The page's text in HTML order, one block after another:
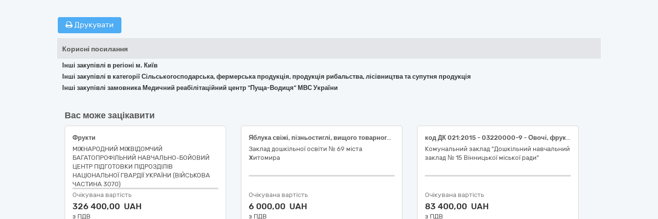
Друкувати
Корисні посилання
Інші закупівлі в регіоні м. Київ
Інші закупівлі в категорії Сільськогосподарська, фермерська продукція, продукція рибальства, лісівництва та супутня продукція
Інші закупівлі замовника Медичний реабілітаційний центр "Пуща-Водиця" МВС України
Вас може зацікавити
Фрукти
МІЖНАРОДНИЙ МІЖВІДОМЧИЙ
БАГАТОПРОФІЛЬНИЙ НАВЧАЛЬНО-БОЙОВИЙ
ЦЕНТР ПІДГОТОВКИ ПІДРОЗДІЛІВ
НАЦІОНАЛЬНОЇ ГВАРДІЇ УКРАЇНИ (ВІЙСЬКОВА
ЧАСТИНА 3070)
Очікувана вартість
326 400,00 UAH
з ПДВ
Яблука свіжі, пізньостиглі, вищого товарного сорту, зелені види плодів, ДСТУ 8133
Заклад дошкільної освіти № 69 міста
Житомира
Очікувана вартість
6 000,00 UAH
з ПДВ
код ДК 021:2015 - 03220000-9 - Овочі, фрукти та горіхи (код ДК 021:2015 - 03220000-9 - Овочі, фрукти та горіхи (Капуста білоголова свіжа; кабачки свіжі; перець солодкий свіжий; огірки свіжі; помідори (томати) свіжі; баклажани свіжі; петрушка молода свіжа; груші свіжі; виноград свіжий столовий; смородина чорна свіжа; слива свіжа; персики; абрикоси свіжі; вишня свіжа; черешня свіжа; полуниця свіжа)
Комунальний заклад "Дошкільний навчальний
заклад № 15 Вінницької міської ради"
Очікувана вартість
83 400,00 UAH
з ПДВ